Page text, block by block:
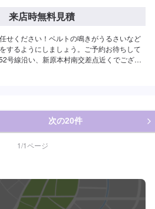
来店時無料見積
せください！ベルトの鳴きがうるさいなど
するようにしましょう。ご予約お待ちして
号線沿い、新原本村南交差点近くでござい
次の20件
1/1ページ